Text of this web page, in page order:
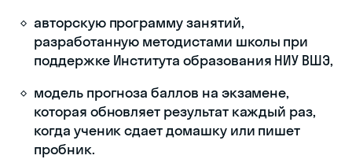
авторскую программу занятий,
разработанную методистами школы при
поддержке Института образования НИУ ВШЭ,
модель прогноза баллов на экзамене,
которая обновляет результат каждый раз,
когда ученик сдает домашку или пишет
пробник.